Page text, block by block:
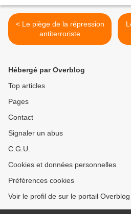
< Le piège de la répression
antiterroriste
Hébergé par Overblog
Top articles
Pages
Contact
Signaler un abus
C.G.U.
Cookies et données personnelles
Préférences cookies
Voir le profil de sur le portail Overblog